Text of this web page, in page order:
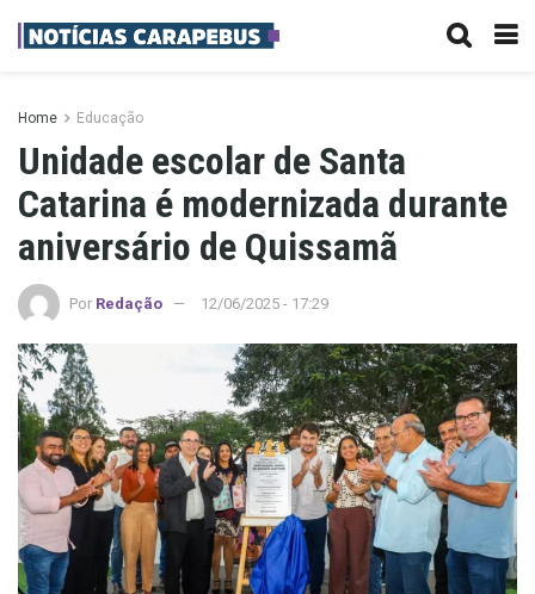
Home Educação
Unidade escolar de Santa
Catarina é modernizada durante
aniversário de Quissamã
Por Redação 12/06/2025 - 17:29